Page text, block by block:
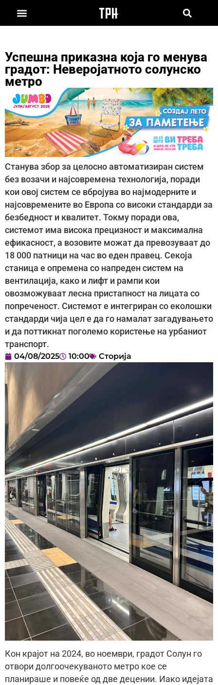
Успешна приказна која го менува
градот: Неверојатното солунско
метро
Станува збор за целосно автоматизиран систем
без возачи и најсовремена технологија, поради
кои овој систем се вбројува во најмодерните и
најсовремените во Европа со високи стандарди за
безбедност и квалитет. Токму поради ова,
системот има висока прецизност и максимална
ефикасност, а возовите можат да превозуваат до
18 000 патници на час во еден правец. Секоја
станица е опремена со напреден систем на
вентилација, како и лифт и рампи кои
овозможуваат лесна пристапност на лицата со
попреченост. Системот е интегриран со еколошки
стандарди чија цел е да го намалат загадувањето
и да поттикнат поголемо користење на урбаниот
транспорт.
04/08/2025 10:00 Сторија
Кон крајот на 2024, во ноември, градот Солун го
отвори долгоочекуваното метро кое се
планираше и повеќе од две децении. Иако идејата